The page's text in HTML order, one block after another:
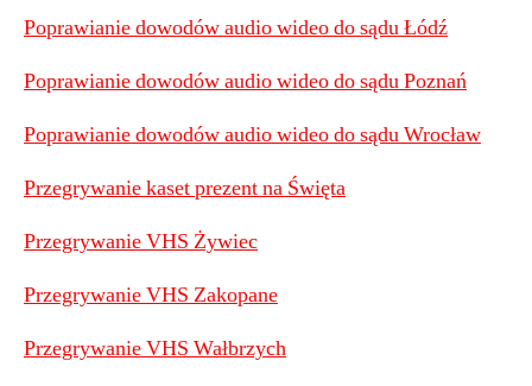
Poprawianie dowodów audio wideo do sądu Łódź
Poprawianie dowodów audio wideo do sądu Poznań
Poprawianie dowodów audio wideo do sądu Wrocław
Przegrywanie kaset prezent na Święta
Przegrywanie VHS Żywiec
Przegrywanie VHS Zakopane
Przegrywanie VHS Wałbrzych